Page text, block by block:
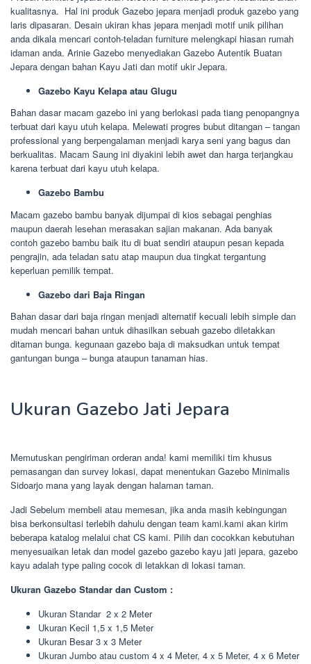
kualitasnya. Hal ini produk Gazebo jepara menjadi produk gazebo yang
laris dipasaran. Desain ukiran khas jepara menjadi motif unik pilihan
anda dikala mencari contoh-teladan furniture melengkapi hiasan rumah
idaman anda. Arinie Gazebo menyediakan Gazebo Autentik Buatan
Jepara dengan bahan Kayu Jati dan motif ukir Jepara.
Gazebo Kayu Kelapa atau Glugu
Bahan dasar macam gazebo ini yang berlokasi pada tiang penopangnya
terbuat dari kayu utuh kelapa. Melewati progres bubut ditangan – tangan
professional yang berpengalaman menjadi karya seni yang bagus dan
berkualitas. Macam Saung ini diyakini lebih awet dan harga terjangkau
karena terbuat dari kayu utuh kelapa.
Gazebo Bambu
Macam gazebo bambu banyak dijumpai di kios sebagai penghias
maupun daerah lesehan merasakan sajian makanan. Ada banyak
contoh gazebo bambu baik itu di buat sendiri ataupun pesan kepada
pengrajin, ada teladan satu atap maupun dua tingkat tergantung
keperluan pemilik tempat.
Gazebo dari Baja Ringan
Bahan dasar dari baja ringan menjadi alternatif kecuali lebih simple dan
mudah mencari bahan untuk dihasilkan sebuah gazebo diletakkan
ditaman bunga. kegunaan gazebo baja di maksudkan untuk tempat
gantungan bunga – bunga ataupun tanaman hias.
Ukuran Gazebo Jati Jepara
Memutuskan pengiriman orderan anda! kami memiliki tim khusus
pemasangan dan survey lokasi, dapat menentukan Gazebo Minimalis
Sidoarjo mana yang layak dengan halaman taman.
Jadi Sebelum membeli atau memesan, jika anda masih kebingungan
bisa berkonsultasi terlebih dahulu dengan team kami.kami akan kirim
beberapa katalog melalui chat CS kami. Pilih dan cocokkan kebutuhan
menyesuaikan letak dan model gazebo gazebo kayu jati jepara, gazebo
kayu adalah type paling cocok di letakkan di lokasi taman.
Ukuran Gazebo Standar dan Custom :
Ukuran Standar 2 x 2 Meter
Ukuran Kecil 1,5 x 1,5 Meter
Ukuran Besar 3 x 3 Meter
Ukuran Jumbo atau custom 4 x 4 Meter, 4 x 5 Meter, 4 x 6 Meter